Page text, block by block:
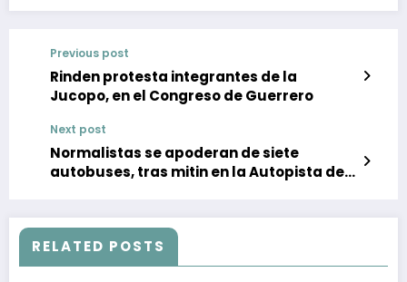
Previous post
Rinden protesta integrantes de la
Jucopo, en el Congreso de Guerrero
Next post
Normalistas se apoderan de siete
autobuses, tras mitin en la Autopista del
RELATED POSTS